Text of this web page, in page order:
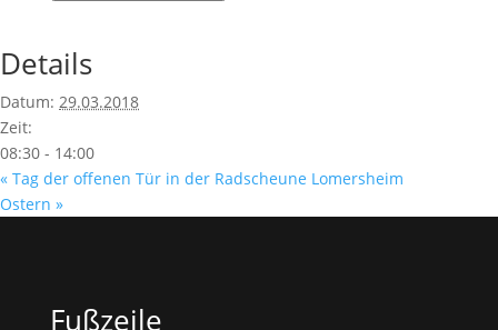
Details
Datum: 29.03.2018
Zeit:
08:30 - 14:00
« Tag der offenen Tür in der Radscheune Lomersheim
Ostern »
Fußzeile